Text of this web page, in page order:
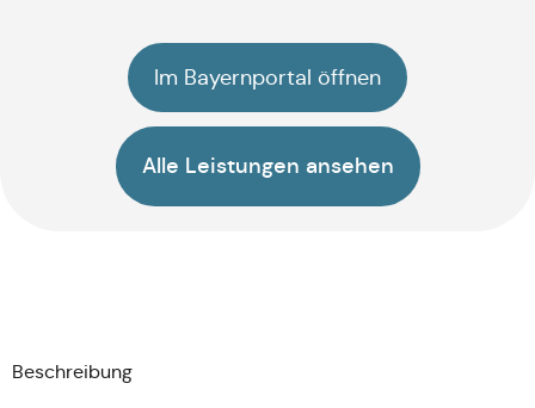
Im Bayernportal öffnen
Alle Leistungen ansehen
Beschreibung